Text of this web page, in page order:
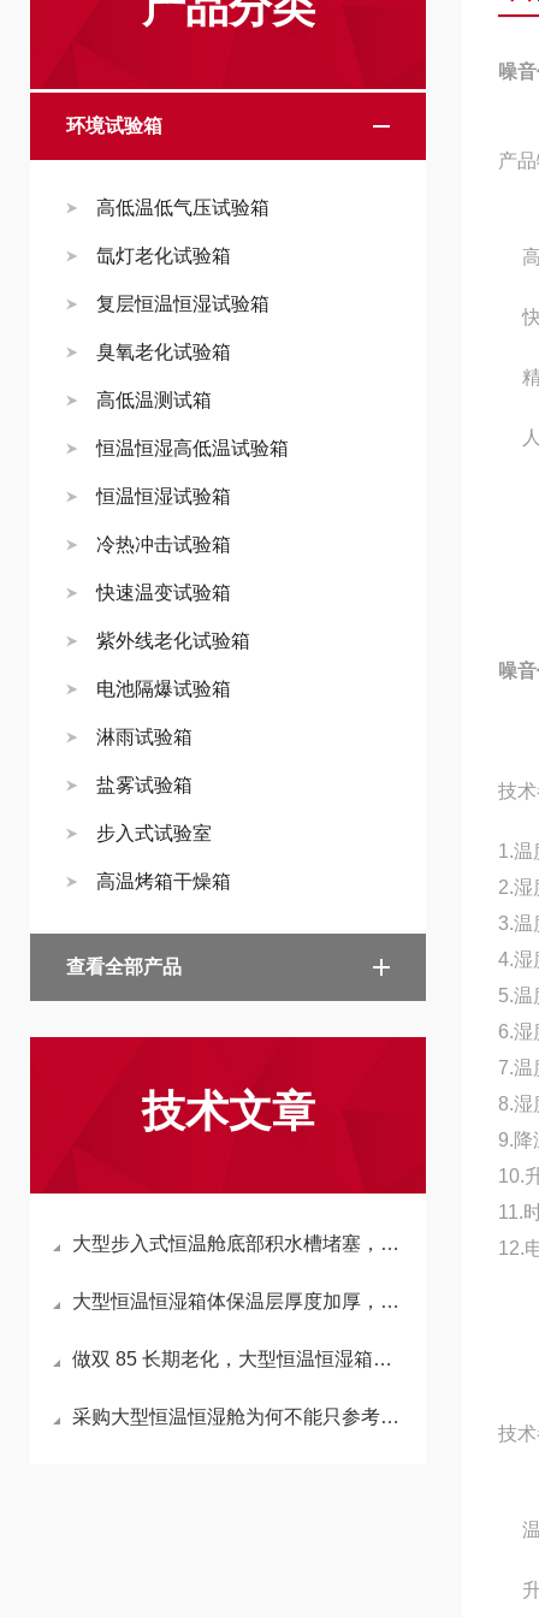
环境试验箱
高低温低气压试验箱
氙灯老化试验箱
复层恒温恒湿试验箱
臭氧老化试验箱
高低温测试箱
恒温恒湿高低温试验箱
恒温恒湿试验箱
冷热冲击试验箱
快速温变试验箱
紫外线老化试验箱
电池隔爆试验箱
淋雨试验箱
盐雾试验箱
步入式试验室
高温烤箱干燥箱
查看全部产品
技术文章
大型步入式恒温舱底部积水槽堵塞，会反向拉高箱内湿度吗？
大型恒温恒湿箱体保温层厚度加厚，会延长升降温时长吗？
做双 85 长期老化，大型恒温恒湿箱加湿水箱材质怎么选不析出杂质？
采购大型恒温恒湿舱为何不能只参考小型箱温湿度精度标准？
噪
产
噪
技
1.
2.湿
3.温
4.湿
5.
6.湿
7.
8.湿
9.
10.
11.
12.
技